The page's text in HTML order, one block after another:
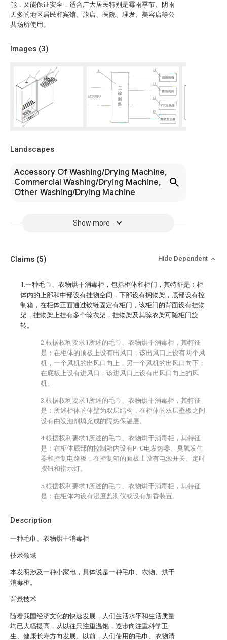
能，又能保证安全，适合广大居民特别是霉雨季节、阴雨
天多的地区居民和宾馆、旅店、医院、理发、美容店等公
共场所使用。
Images (3)
Landscapes
Accessory Of Washing/Drying Machine,
Commercial Washing/Drying Machine,
Other Washing/Drying Machine
Show more
Description
一种毛巾、衣物烘干消毒柜
技术领域
本发明涉及一种小家电，具体说是一种毛巾、衣物、烘干
消毒柜。
背景技术
随着我国经济文化的快速发展，人们生活水平和生活质量
均已大幅提高，从以往只注重温饱，逐步向注重科学卫
生、健康长寿方向发展。以前，人们使用的毛巾、衣物清
Claims (5) Hide Dependent
1.一种毛巾、衣物烘干消毒柜，包括柜体和柜门，其特征是：柜
体内的上部和中部设有挂物空间，下部设有搁物架，底部设有控
制箱，在柜体正面通过铰链固定有柜门，该柜门的背面设有挂物
架，挂物架上挂有多个晾衣架，挂物架及其晾衣架可随柜门旋
转。
2.根据权利要求1所述的毛巾、衣物烘干消毒柜，其特征
是：在柜体的顶板上设有出风口，该出风口上设有两个风
机，一个风机的出风口向上，另一个风机的出风口向下；
在底板上设有进风口，该进风口上设有出风口向上的风
机。
3.根据权利要求1所述的毛巾、衣物烘干消毒柜，其特征
是：所述柜体的体壁为双层结构，在柜体的双层壁板之间
设有由发泡剂填充成的隔热保温层。
4.根据权利要求1所述的毛巾、衣物烘干消毒柜，其特征
是：在柜体底部的控制箱内设有PTC电发热器、臭氧发生
器和控制电路板，在控制箱的面板上设有电源开关、定时
按钮和指示灯。
5.根据权利要求1所述的毛巾、衣物烘干消毒柜，其特征
是：在柜体内设有湿度监测仪或设有加香装置。